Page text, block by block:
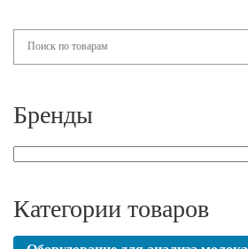
Бренды
Категории товаров